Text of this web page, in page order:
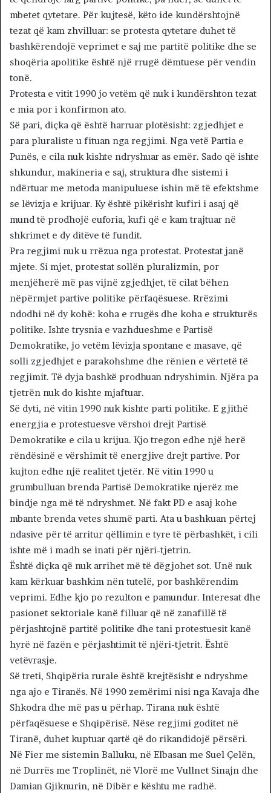
mbetet qytetare. Për kujtesë, këto ide kundërshtojnë
tezat që kam zhvilluar: se protesta qytetare duhet të
bashkërendojë veprimet e saj me partitë politike dhe se
shoqëria apolitike është një rrugë dëmtuese për vendin
tonë.
Protesta e vitit 1990 jo vetëm që nuk i kundërshton tezat
e mia por i konfirmon ato.
Së pari, diçka që është harruar plotësisht: zgjedhjet e
para pluraliste u fituan nga regjimi. Nga vetë Partia e
Punës, e cila nuk kishte ndryshuar as emër. Sado që ishte
shkundur, makineria e saj, struktura dhe sistemi i
ndërtuar me metoda manipuluese ishin më të efektshme
se lëvizja e krijuar. Ky është pikërisht kufiri i asaj që
mund të prodhojë euforia, kufi që e kam trajtuar në
shkrimet e dy ditëve të fundit.
Pra regjimi nuk u rrëzua nga protestat. Protestat janë
mjete. Si mjet, protestat sollën pluralizmin, por
menjëherë më pas vijnë zgjedhjet, të cilat bëhen
nëpërmjet partive politike përfaqësuese. Rrëzimi
ndodhi në dy kohë: koha e rrugës dhe koha e strukturës
politike. Ishte trysnia e vazhdueshme e Partisë
Demokratike, jo vetëm lëvizja spontane e masave, që
solli zgjedhjet e parakohshme dhe rënien e vërtetë të
regjimit. Të dyja bashkë prodhuan ndryshimin. Njëra pa
tjetrën nuk do kishte mjaftuar.
Së dyti, në vitin 1990 nuk kishte parti politike. E gjithë
energjia e protestuesve vërshoi drejt Partisë
Demokratike e cila u krijua. Kjo tregon edhe një herë
rëndësinë e vërshimit të energjive drejt partive. Por
kujton edhe një realitet tjetër. Në vitin 1990 u
grumbulluan brenda Partisë Demokratike njerëz me
bindje nga më të ndryshmet. Në fakt PD e asaj kohe
mbante brenda vetes shumë parti. Ata u bashkuan përtej
ndasive për të arritur qëllimin e tyre të përbashkët, i cili
ishte më i madh se inati për njëri-tjetrin.
Është diçka që nuk arrihet më të dëgjohet sot. Unë nuk
kam kërkuar bashkim nën tutelë, por bashkërendim
veprimi. Edhe kjo po rezulton e pamundur. Interesat dhe
pasionet sektoriale kanë filluar që në zanafillë të
përjashtojnë partitë politike dhe tani protestuesit kanë
hyrë në fazën e përjashtimit të njëri-tjetrit. Është
vetëvrasje.
Së treti, Shqipëria rurale është krejtësisht e ndryshme
nga ajo e Tiranës. Në 1990 zemërimi nisi nga Kavaja dhe
Shkodra dhe më pas u përhap. Tirana nuk është
përfaqësuese e Shqipërisë. Nëse regjimi goditet në
Tiranë, duhet kuptuar qartë që do rikandidojë përsëri.
Në Fier me sistemin Balluku, në Elbasan me Suel Çelën,
në Durrës me Troplinët, në Vlorë me Vullnet Sinajn dhe
Damian Gjiknurin, në Dibër e kështu me radhë.